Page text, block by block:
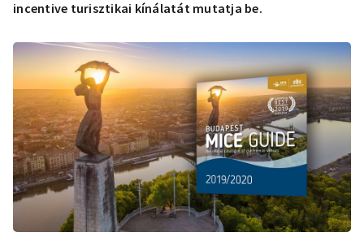
incentive turisztikai kínálatát mutatja be.